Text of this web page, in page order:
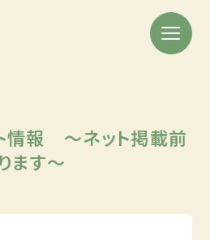
情報 ～ネット掲載前
ます～